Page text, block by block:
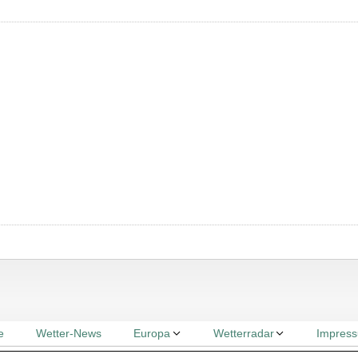
Wetter-News Europa Wetterradar